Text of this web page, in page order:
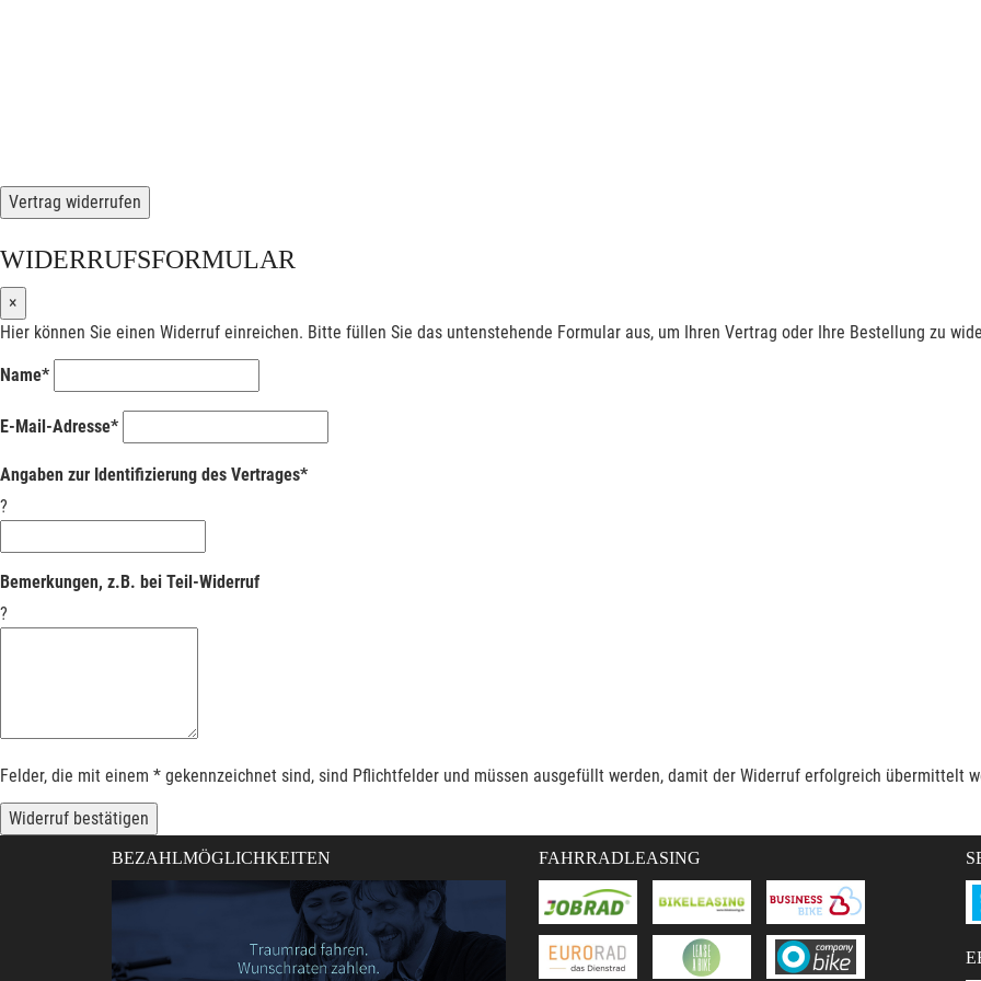
Vertrag widerrufen
WIDERRUFSFORMULAR
×
Hier können Sie einen Widerruf einreichen. Bitte füllen Sie das untenstehende Formular aus, um Ihren Vertrag oder Ihre Bestellung zu
Name*
E-Mail-Adresse*
Angaben zur Identifizierung des Vertrages*
?
Bemerkungen, z.B. bei Teil-Widerruf
?
Felder, die mit einem * gekennzeichnet sind, sind Pflichtfelder und müssen ausgefüllt werden, damit der Widerruf erfolgreich übermittelt
Widerruf bestätigen
BEZAHLMÖGLICHKEITEN FAHRRADLEASING